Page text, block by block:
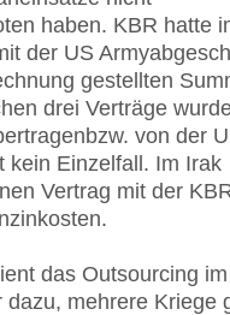
haben. KBR hatte
der US
gestellten
drei Verträge
von der
kein Einzelfall. Im Irak
Vertrag mit der
das Outsourcing
mehrere Kriege